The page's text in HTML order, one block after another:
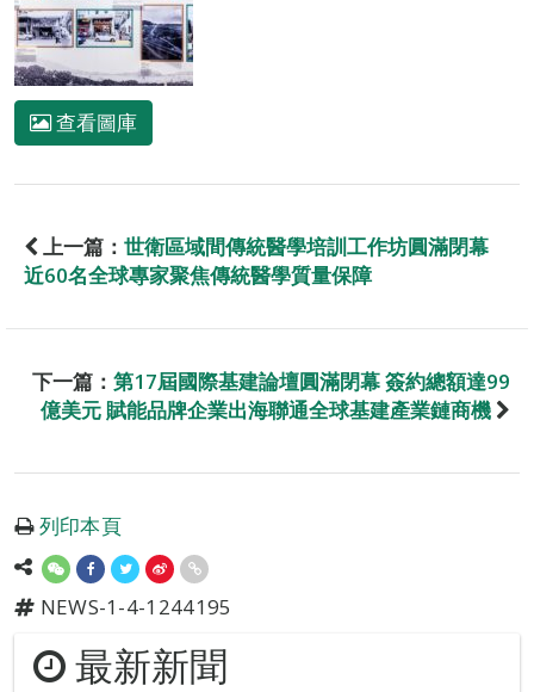
查看圖庫
上一篇： 世衛區域間傳統醫學培訓工作坊圓滿閉幕
近60名全球專家聚焦傳統醫學質量保障
下一篇： 第17屆國際基建論壇圓滿閉幕 簽約總額達99
億美元 賦能品牌企業出海聯通全球基建產業鏈商機
列印本頁
NEWS-1-4-1244195
最新新聞